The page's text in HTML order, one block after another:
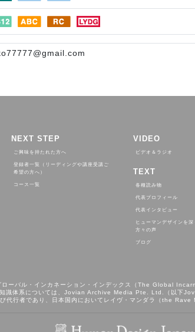
NEXT STEP
ご興味を持たれた方へ
登録者一覧（リーディングや講座受講ご
希望の方へ）
コース一覧
VIDEO
ビデオ＆ラジオ
TEXT
各種読み物
代表プロフィール
代表インタビュー
ヒューマンデザインを深
方々の声
ブログ
ーバル・インカネーション・インデックス（The Global
識体系については、Jovian Archive Media Pte. Ltd.（以下
代行者であり、日本国内においてレイヴ・マンダラ（the